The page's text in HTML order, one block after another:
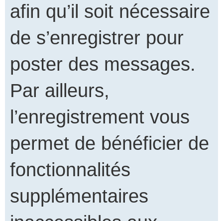
afin qu’il soit nécessaire
de s’enregistrer pour
poster des messages.
Par ailleurs,
l’enregistrement vous
permet de bénéficier de
fonctionnalités
supplémentaires